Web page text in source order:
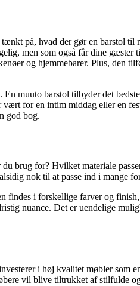
på, hvad der gør en barstol
men som også får dine
og hjemmebarer. Plus, den
muuto barstol tilbyder det
for en intim middag eller en
god bog.
brug for? Hvilket materiale
nok til at passe ind i
findes i forskellige farver og
nuance. Det er uendelige
i høj kvalitet møbler som
vil blive tiltrukket af stilfulde